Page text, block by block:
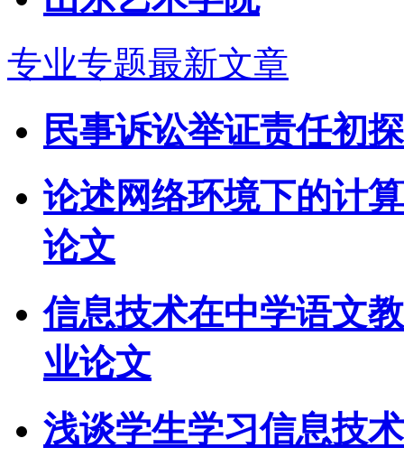
专业专题最新文章
民事诉讼举证责任初
论述网络环境下的计
论文
信息技术在中学语文
业论文
浅谈学生学习信息技